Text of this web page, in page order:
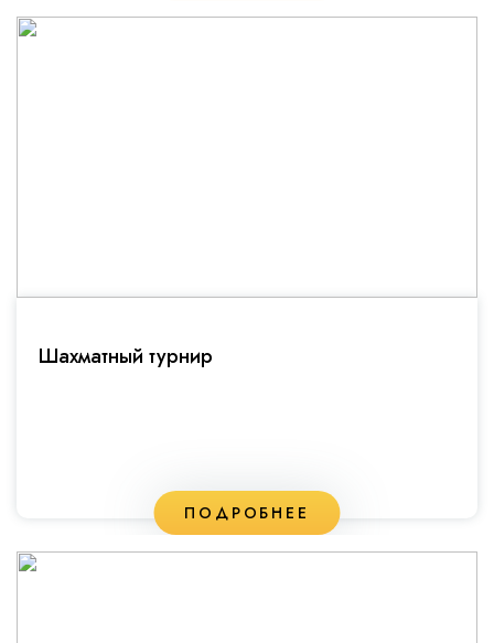
Шахматный турнир
ПОДРОБНЕЕ